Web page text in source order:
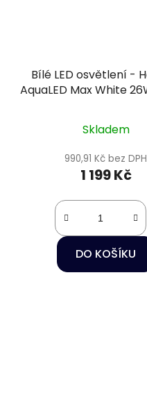
Bílé LED osvětlení -
AquaLED Max White
Skladem
990,91 Kč bez DPH
1 199 Kč
DO KOŠÍKU